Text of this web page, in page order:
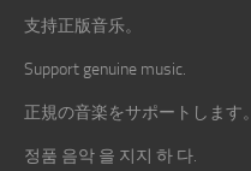
支持正版音乐。
Support genuine music.
正規の音楽をサポートします。
정품 음악 을 지지 하 다.